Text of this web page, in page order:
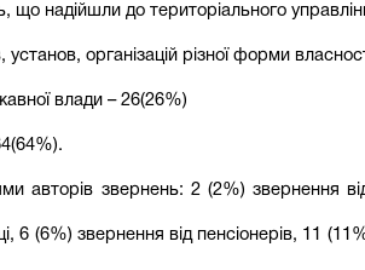
що надійшли до територіального
установ, організацій різної форми
влади – 26(26%)
авторів звернень: 2 (2%) звернення
6 (6%) звернення від пенсіонерів, 11